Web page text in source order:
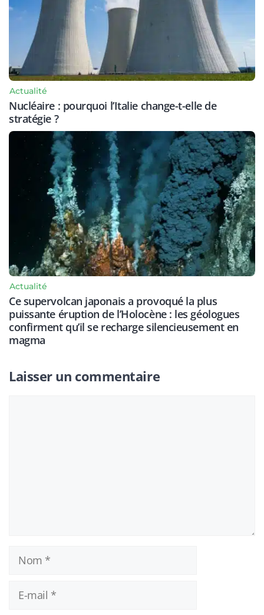
Actualité
Nucléaire : pourquoi l’Italie change-t-elle de
stratégie ?
Actualité
Ce supervolcan japonais a provoqué la plus
puissante éruption de l’Holocène : les géologues
confirment qu’il se recharge silencieusement en
magma
Laisser un commentaire
mail